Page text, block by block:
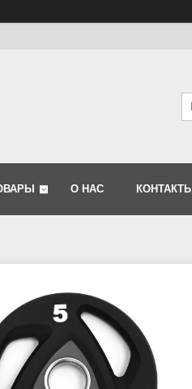
О НАС КОНТАКТЫ